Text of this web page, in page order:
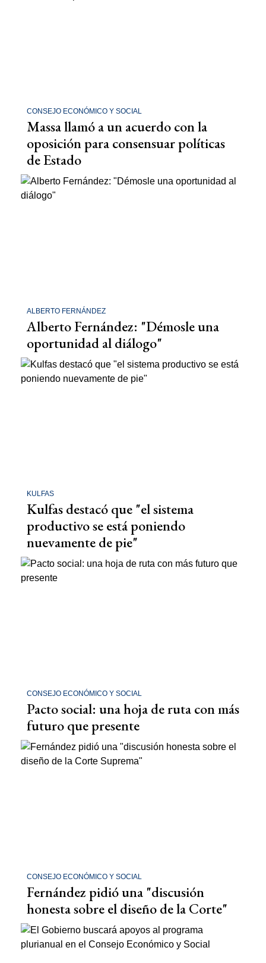
CONSEJO ECONÓMICO Y SOCIAL
Massa llamó a un acuerdo con la
oposición para consensuar políticas
de Estado
ALBERTO FERNÁNDEZ
Alberto Fernández: "Démosle una
oportunidad al diálogo"
KULFAS
Kulfas destacó que "el sistema
productivo se está poniendo
nuevamente de pie"
CONSEJO ECONÓMICO Y SOCIAL
Pacto social: una hoja de ruta con más
futuro que presente
CONSEJO ECONÓMICO Y SOCIAL
Fernández pidió una "discusión
honesta sobre el diseño de la Corte"